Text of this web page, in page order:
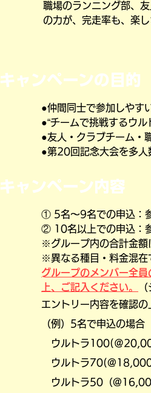
職場のランニング部、
の力が、完走率も、楽
キャンペーンの目的
●仲間同士で参加しやす
●“チームで挑戦するウ
●友人・クラブチーム・
●第20回記念大会を多人
キャンペーン内容
① 5名〜9名での申込：
② 10名以上での申込：
※グループ内の合計金額
※異なる種目・料金混在
グループのメンバー全
上、ご記入ください。
エントリー内容を確認の
（例）5名で申込の場合
ウルトラ100(＠
ウルトラ
ウルトラ50（